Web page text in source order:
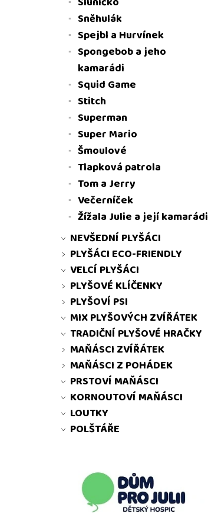
Sněhulák
Spejbl a Hurvínek
Spongebob a jeho
kamarádi
Squid Game
Stitch
Superman
Super Mario
Šmoulové
Tlapková patrola
Tom a Jerry
Večerníček
Žížala Julie a její kamarádi
NEVŠEDNÍ PLYŠÁCI
PLYŠÁCI ECO-FRIENDLY
VELCÍ PLYŠÁCI
PLYŠOVÉ KLÍČENKY
PLYŠOVÍ PSI
MIX PLYŠOVÝCH ZVÍŘÁTEK
TRADIČNÍ PLYŠOVÉ HRAČKY
MAŇÁSCI ZVÍŘÁTEK
MAŇÁSCI Z POHÁDEK
PRSTOVÍ MAŇÁSCI
KORNOUTOVÍ MAŇÁSCI
LOUTKY
POLŠTÁŘE